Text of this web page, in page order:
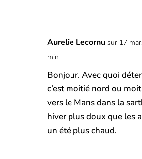
Aurelie Lecornu sur 17
min
Bonjour. Avec quoi
c’est moitié nord ou
vers le Mans dans la
hiver plus doux que les
un été plus chaud.